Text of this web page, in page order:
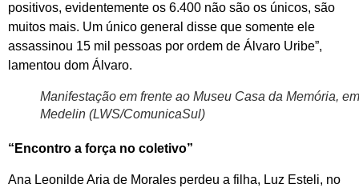
positivos, evidentemente os 6.400 não são os únicos, são
muitos mais. Um único general disse que somente ele
assassinou 15 mil pessoas por ordem de Álvaro Uribe”,
lamentou dom Álvaro.
Manifestação em frente ao Museu Casa da Memória, em
Medelin (LWS/ComunicaSul)
“Encontro a força no coletivo”
Ana Leonilde Aria de Morales perdeu a filha, Luz Esteli, no